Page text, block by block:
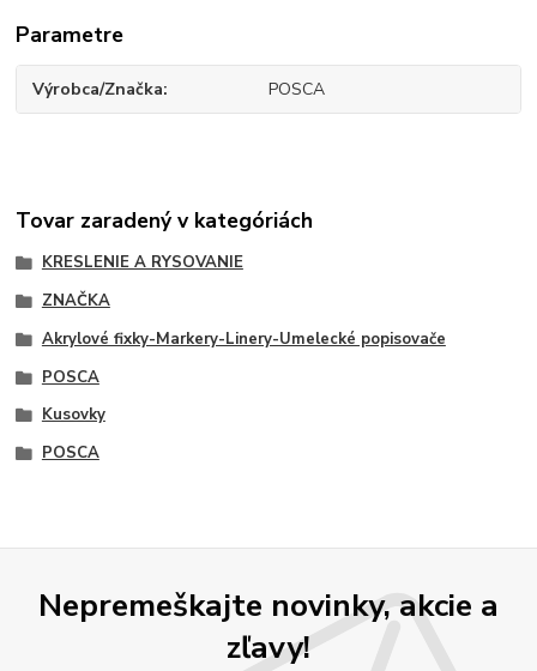
Parametre
Výrobca/Značka POSCA
Tovar zaradený v kategóriách
KRESLENIE A RYSOVANIE
ZNAČKA
Akrylové fixky-Markery-Linery-Umelecké popisovače
POSCA
Kusovky
POSCA
Nepremeškajte novinky, akcie a
zľavy!